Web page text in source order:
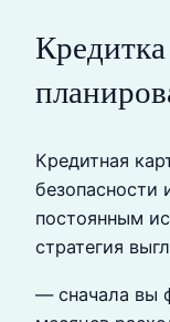
Кредитная
безопасности
постоянным
стратегия
— сначала вы